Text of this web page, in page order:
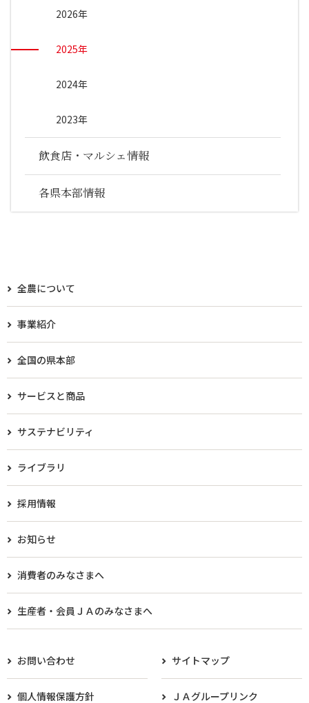
2026年
2025年
2024年
2023年
飲食店・マルシェ情報
各県本部情報
全農について
事業紹介
全国の県本部
サービスと商品
サステナビリティ
ライブラリ
採用情報
お知らせ
消費者のみなさまへ
生産者・会員ＪＡのみなさまへ​
お問い合わせ サイトマップ
個人情報保護方針 ＪＡグループリンク